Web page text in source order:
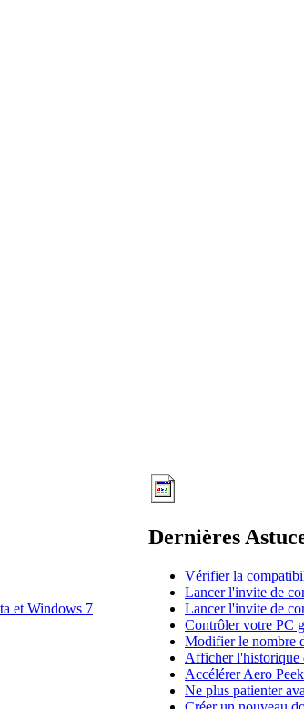
Dernières
Vérifier la
Lancer l'invite de
Lancer l'invite de
Contrôler votre PC
Modifier le nombre
Afficher l'historique
Accélérer Aero
Ne plus patienter
et Windows 7